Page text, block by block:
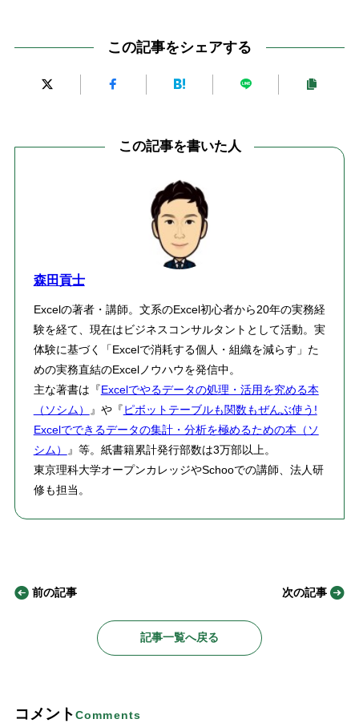
この記事をシェアする
この記事を書いた人
森田貢士
Excelの著者・講師。文系のExcel初心者から20年の実務経
験を経て、現在はビジネスコンサルタントとして活動。実
体験に基づく「Excelで消耗する個人・組織を減らす」た
めの実務直結のExcelノウハウを発信中。
主な著書は『Excelでやるデータの処理・活用を究める本
（ソシム）
』や『ピボットテーブルも関数もぜんぶ使う!
Excelでできるデータの集計・分析を極めるための本（ソ
シム）
』等。紙書籍累計発行部数は3万部以上。
東京理科大学オープンカレッジやSchooでの講師、法人研
修も担当。
前の記事
記事一覧へ戻る
次の記事
コメントComments